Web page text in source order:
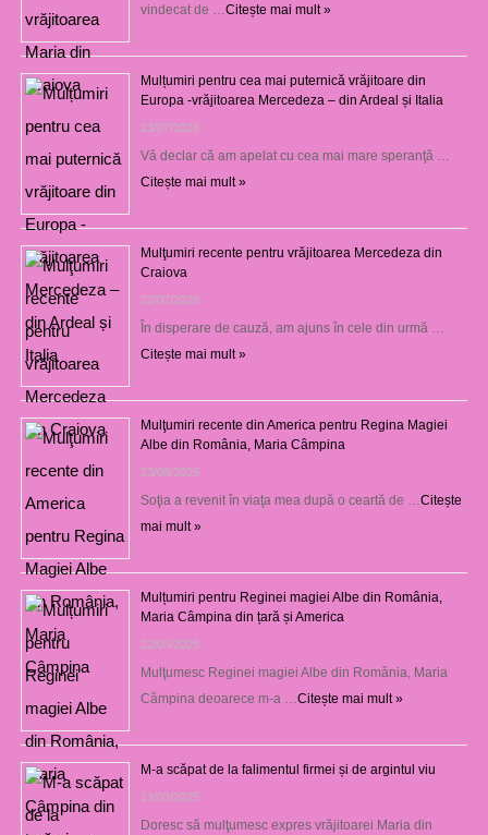
vindecat de … Citește mai mult »
Mulțumiri pentru cea mai puternică vrăjitoare din
Europa -vrăjitoarea Mercedeza – din Ardeal și Italia
23/07/2026
Vă declar că am apelat cu cea mai mare speranţă …
Citește mai mult »
Mulţumiri recente pentru vrăjitoarea Mercedeza din
Craiova
22/07/2026
În disperare de cauză, am ajuns în cele din urmă …
Citește mai mult »
Mulţumiri recente din America pentru Regina Magiei
Albe din România, Maria Câmpina
23/08/2025
Soţia a revenit în viaţa mea după o ceartă de … Citește
mai mult »
Mulțumiri pentru Reginei magiei Albe din România,
Maria Câmpina din țară și America
22/05/2025
Mulţumesc Reginei magiei Albe din România, Maria
Câmpina deoarece m-a … Citește mai mult »
M-a scăpat de la falimentul firmei și de argintul viu
13/03/2025
Doresc să mulţumesc expres vrăjitoarei Maria din